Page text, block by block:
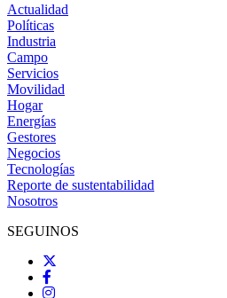
Actualidad
Políticas
Industria
Campo
Servicios
Movilidad
Hogar
Energías
Gestores
Negocios
Tecnologías
Reporte de sustentabilidad
Nosotros
SEGUINOS